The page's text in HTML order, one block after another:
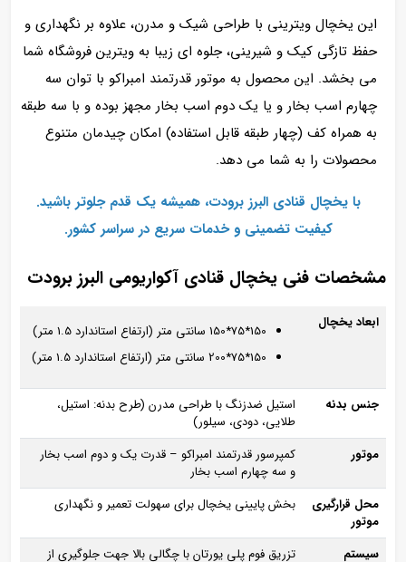
این یخچال ویترینی با طراحی شیک و مدرن، علاوه بر نگهداری و
حفظ تازگی کیک و شیرینی، جلوه‌ ای زیبا به ویترین فروشگاه شما
می‌ بخشد. این محصول به موتور قدرتمند امبراکو با توان سه
چهارم اسب بخار و یا یک دوم اسب بخار مجهز بوده و با سه طبقه
به همراه کف (چهار طبقه قابل استفاده) امکان چیدمان متنوع
محصولات را به شما می‌ دهد.
با یخچال‌ قنادی البرز برودت، همیشه یک قدم جلوتر باشید.
کیفیت تضمینی و خدمات سریع در سراسر کشور.
مشخصات فنی یخچال قنادی آکواریومی البرز برودت
ابعاد یخچال
150*75*150 سانتی‌ متر (ارتفاع استاندارد 1.5 متر)
150*75*200 سانتی‌ متر (ارتفاع استاندارد 1.5 متر)
جنس بدنه
استیل ضدزنگ با طراحی مدرن (طرح بدنه: استیل،
طلایی، دودی، سیلور)
موتور
کمپرسور قدرتمند امبراکو – قدرت یک و دوم اسب بخار
و سه چهارم اسب بخار
محل قرارگیری
موتور
بخش پایینی یخچال برای سهولت تعمیر و نگهداری
سیستم تزریق فوم پلی‌ یورتان با چگالی بالا جهت جلوگیری از